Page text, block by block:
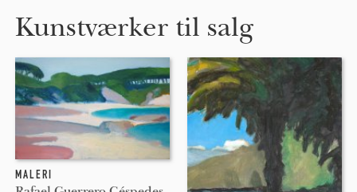
Kunstværker til salg
MALERI